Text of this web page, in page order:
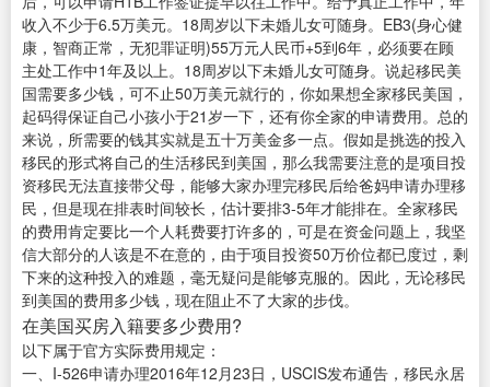
收入不少于6.5万美元。18周岁以下未婚儿女可随身。EB3(身心健
康，智商正常，无犯罪证明)55万元人民币+5到6年，必须要在顾
主处工作中1年及以上。18周岁以下未婚儿女可随身。说起移民美
国需要多少钱，可不止50万美元就行的，你如果想全家移民美国，
起码得保证自己小孩小于21岁一下，还有你全家的申请费用。总的
来说，所需要的钱其实就是五十万美金多一点。假如是挑选的投入
移民的形式将自己的生活移民到美国，那么我需要注意的是项目投
资移民无法直接带父母，能够大家办理完移民后给爸妈申请办理移
民，但是现在排表时间较长，估计要排3-5年才能排在。全家移民
的费用肯定要比一个人耗费要打许多的，可是在资金问题上，我坚
信大部分的人该是不在意的，由于项目投资50万价位都已度过，剩
下来的这种投入的难题，毫无疑问是能够克服的。因此，无论移民
到美国的费用多少钱，现在阻止不了大家的步伐。
在美国买房入籍要多少费用?
以下属于官方实际费用规定：
一、I-526申请办理2016年12月23日，USCIS发布通告，移民永居